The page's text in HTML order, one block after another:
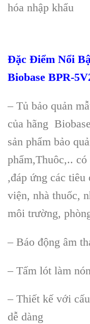
hóa nhập khẩu
Đặc Điểm Nổi
Biobase BPR-
– Tủ bảo quản
của hãng
sản phẩm bảo
phẩm,Thuôc,.. có
,đáp ứng các tiêu
viện, nhà thuốc,
môi trường, ph
– Báo động âm
– Tấm lót làm
– Thiết kế với
dễ dàng